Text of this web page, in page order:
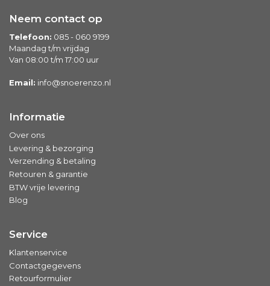
Neem contact op
Telefoon: 085 - 060 9199
Maandag t/m vrijdag
Van 08:00 t/m 17:00 uur
Email: info@snoerenzo.nl
Informatie
Over ons
Levering & bezorging
Verzending & betaling
Retouren & garantie
BTW vrije levering
Blog
Service
Klantenservice
Contactgegevens
Retourformulier